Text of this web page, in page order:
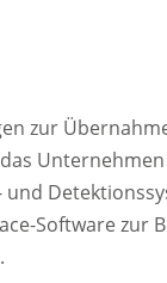
zur
Software zur